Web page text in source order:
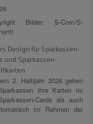
Bilder: S-Com/S-
Design für Sparkassen-
und Sparkassen-
2. Halbjahr 2026 geben
ihre Karten im
Cards als auch
im Rahmen der